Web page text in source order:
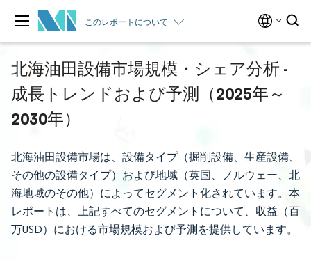
このレポートについて
北海油田設備市場規模・シェア分析 -
成長トレンドおよび予測（2025年～
2030年）
北海油田設備市場は、設備タイプ（掘削設備、生産設備、
その他の設備タイプ）および地域（英国、ノルウェー、北
海地域のその他）によってセグメント化されています。本
レポートは、上記すべてのセグメントについて、収益（百
万USD）における市場規模および予測を提供しています。